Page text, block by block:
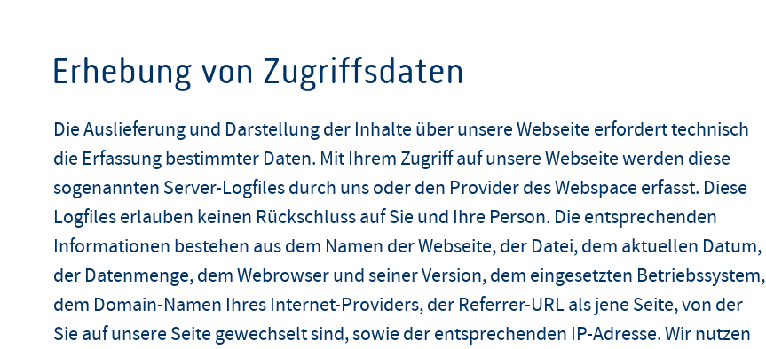
Erhebung von Zugriffsdaten
Die Auslieferung und Darstellung der Inhalte über unsere Webseite erfordert technisch
die Erfassung bestimmter Daten. Mit Ihrem Zugriff auf unsere Webseite werden diese
sogenannten Server-Logfiles durch uns oder den Provider des Webspace erfasst. Diese
Logfiles erlauben keinen Rückschluss auf Sie und Ihre Person. Die entsprechenden
Informationen bestehen aus dem Namen der Webseite, der Datei, dem aktuellen Datum,
der Datenmenge, dem Webrowser und seiner Version, dem eingesetzten Betriebssystem,
dem Domain-Namen Ihres Internet-Providers, der Referrer-URL als jene Seite, von der
Sie auf unsere Seite gewechselt sind, sowie der entsprechenden IP-Adresse. Wir nutzen